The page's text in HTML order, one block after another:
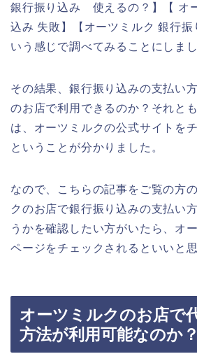
銀行振り込み 使えるの？】【 オ
込み 失敗】【オーツミルク 銀行
いう感じで調べてみることにしまし
その結果、銀行振り込みの支払い
のお店で利用できるのか？それと
は、オーツミルクの公式サイトを
ということが分かりました。
なので、こちらの記事をご覧の方
クのお店で銀行振り込みの支払い
うかを確認したい方がいたら、オ
ページをチェックされるといいと思
オーツミルクのお店で
方法が利用可能なのか？